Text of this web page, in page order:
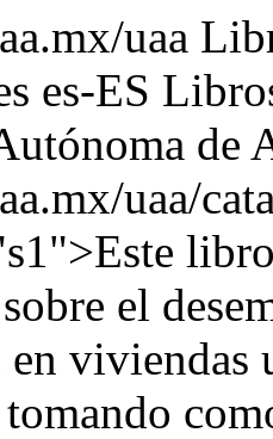
uaa
es-ES
de
uaa/
el
en viviendas